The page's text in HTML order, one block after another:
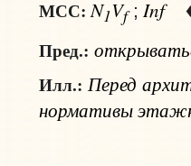
МСС: N1Vf; Inf
Пред.:
Илл.: Перед
нормативы